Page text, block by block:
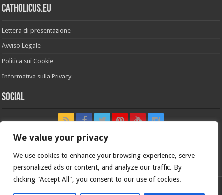
We value your privacy
We use cookies to enhance your browsing experience, serve
personalized ads or content, and analyze our traffic. By
clicking "Accept All", you consent to our use of cookies.
Catholicus.eu
Lettera di presentazione
Avviso Legale
Politica sui Cookie
Informativa sulla Privacy
Social
In nómine Patris, et Fílii, et Spíritus Sancti. Amen.